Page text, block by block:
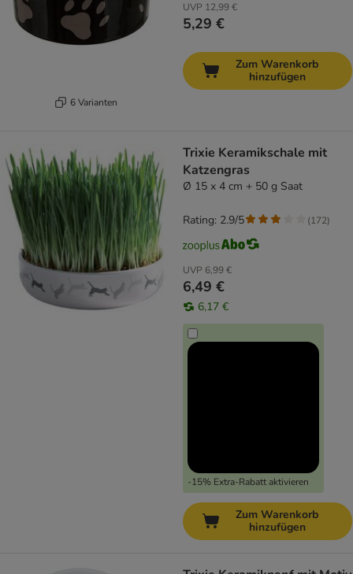
6 Varianten
UVP 12,99 €
5,29 €
Zum Warenkorb
hinzufügen
Trixie Keramikschale mit
Katzengras
Ø 15 x 4 cm + 50 g Saat
UVP 6,99 €
6,49 €
6,17 €
-15% Extra-Rabatt aktivieren
Rating: 2.9/5 (172)
Zum Warenkorb
hinzufügen